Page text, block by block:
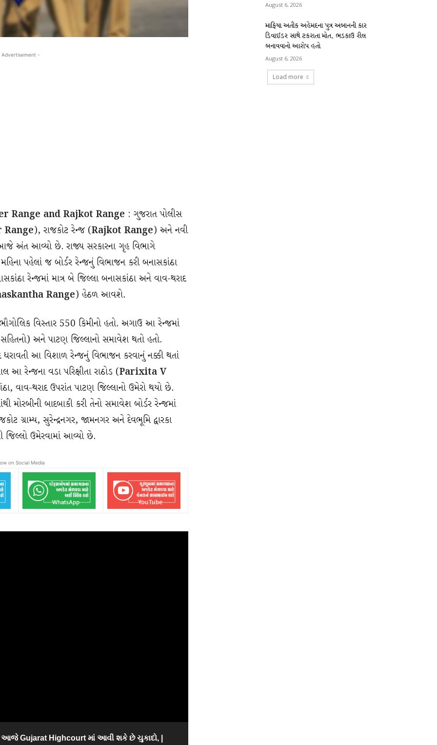
-
Range and Rajkot Range : ગુજરાત પોલીસ
Range), રાજકોટ રેન્જ (Rajkot Range) અને નવી
આજે અંત આવ્યો છે. રાજ્ય સરકારના ગૃહ વિભાગે
પહેલાં જ બોર્ડર રેન્જનું વિભાજન કરી બનાસકાંઠા
રેન્જમાં માત્ર બે જિલ્લા બનાસકાંઠા અને વાવ-થરાદ
Range) હેઠળ આવશે.
વિસ્તાર 550 કિમીનો હતો. અગાઉ આ રેન્જમાં
અને પાટણ જિલ્લાનો સમાવેશ થતો હતો.
ધરાવતી આ વિશાળ રેન્જનું વિભાજન કરવાનું નક્કી થતાં
રેન્જના વડા પરિક્ષીતા રાઠોડ (Parixita V
વાવ-થરાદ ઉપરાંત પાટણ જિલ્લાનો ઉમેરો થયો છે.
બાદબાકી કરી તેનો સમાવેશ બોર્ડર રેન્જમાં
ગ્રામ્ય, સુરેન્દ્રનગર, જામનગર અને દેવભૂમિ દ્વારકા
જિલ્લો ઉમેરવામાં આવ્યો છે.
on Social Media
આજે Gujarat Highcourt માં આવી શકે છે ચુકાદો, |
August 6, 2026
માફિયા અતીક અહેમદના પુત્ર અબાનની કાર
ડિવાઈડર સાથે ટકરાતા મોત, ભડકાઉ રીલ
બનાવવાનો આરોપ હતો
August 6, 2026
Load more